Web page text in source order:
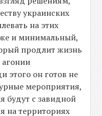
украинских
на этих
и минимальный,
продлит жизнь
этого он готов не
мероприятия,
будут с завидной
на территориях